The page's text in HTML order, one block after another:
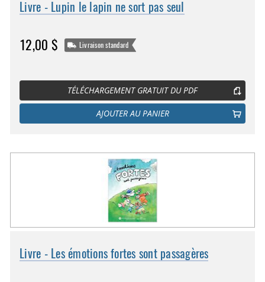
Livre - Lupin le lapin ne sort pas seul
12,00 $ Livraison standard
TÉLÉCHARGEMENT GRATUIT DU PDF
AJOUTER AU PANIER
Livre - Les émotions fortes sont passagères